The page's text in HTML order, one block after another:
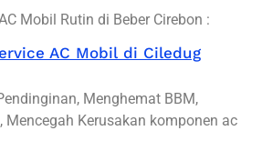
Mobil Rutin di Beber Cirebon :
AC Mobil di Ciledug
Menghemat BBM,
Mencegah Kerusakan komponen ac